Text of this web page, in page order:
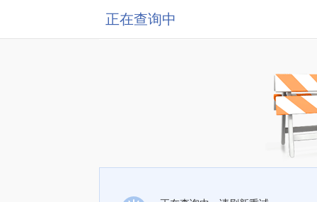
正在查询中